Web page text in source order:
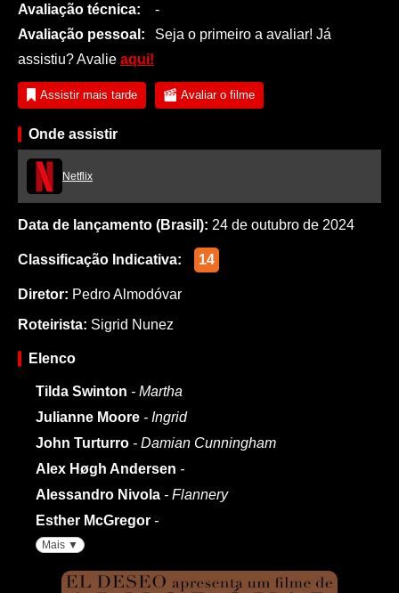
Avaliação técnica:
-
Avaliação pessoal:
Seja o primeiro a avaliar! Já
assistiu? Avalie aqui!
Assistir mais tarde Avaliar o filme
Onde assistir
Netflix
Data de lançamento (Brasil): 24 de outubro de 2024
Classificação Indicativa: 14
Diretor: Pedro Almodóvar
Roteirista: Sigrid Nunez
Elenco
Tilda Swinton - Martha
Julianne Moore - Ingrid
John Turturro - Damian Cunningham
Alex Høgh Andersen -
Alessandro Nivola - Flannery
Esther McGregor -
Mais ▼